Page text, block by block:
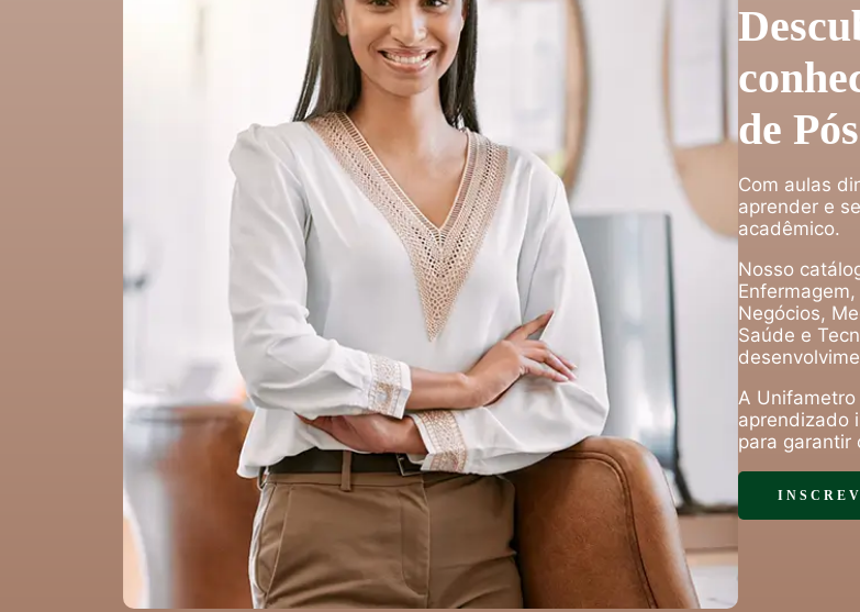
de
Com aulas
aprender e
acadêmico.
Nosso
Negócios,
Saúde e
A
aprendizado
para garantir